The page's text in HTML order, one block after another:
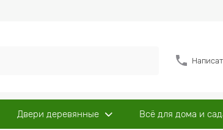
Двери деревянные Всё для дома и